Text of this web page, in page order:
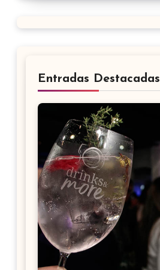
Entradas Destacadas